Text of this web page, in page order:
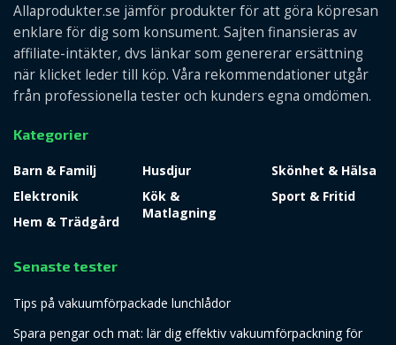
Allaprodukter.se jämför produkter för att göra köpresan
enklare för dig som konsument. Sajten finansieras av
affiliate-intäkter, dvs länkar som genererar ersättning
när klicket leder till köp. Våra rekommendationer utgår
från professionella tester och kunders egna omdömen.
Kategorier
Barn & Familj
Elektronik
Hem & Trädgård
Husdjur
Kök &
Matlagning
Skönhet & Hälsa
Sport & Fritid
Senaste tester
Tips på vakuumförpackade lunchlådor
Spara pengar och mat: lär dig effektiv vakuumförpackning för